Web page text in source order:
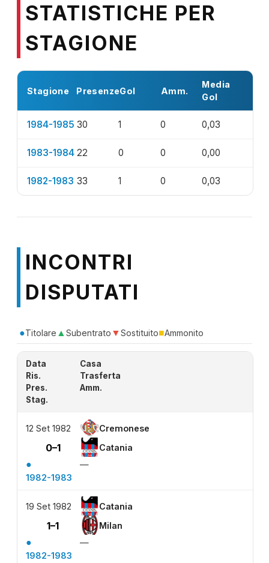
STATISTICHE PER
STAGIONE
Stagione PresenzeGol Amm.
Media
Gol
1984-1985 30 1 0 0,03
1983-1984 22 0 0 0,00
1982-1983 33 1 0 0,03
INCONTRI
DISPUTATI
●Titolare ▲Subentrato ▼Sostituito■Ammonito
Data
Casa
Ris.
Trasferta
Pres.
Amm.
Stag.
12 Set 1982 Cremonese
0–1 Catania
●
—
1982-1983
19 Set 1982 Catania
1–1 Milan
●
—
1982-1983